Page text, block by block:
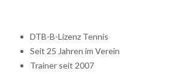
DTB-B-Lizenz Tennis
Seit 25 Jahren im Verein
Trainer seit 2007